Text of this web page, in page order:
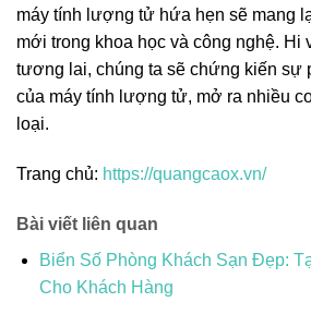
máy tính lượng tử hứa hẹn sẽ mang
mới trong khoa học và công nghệ. Hi
tương lai, chúng ta sẽ chứng kiến sự
của máy tính lượng tử, mở ra nhiều
loại.
Trang chủ: https://quangcaox.vn/
Bài viết liên quan
Biển Số Phòng Khách Sạn Đẹp:
Cho Khách Hàng